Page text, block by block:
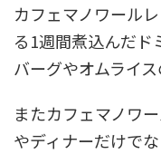
カフェマノワール
る1週間煮込んだド
バーグやオムライ
またカフェマノワ
やディナーだけで